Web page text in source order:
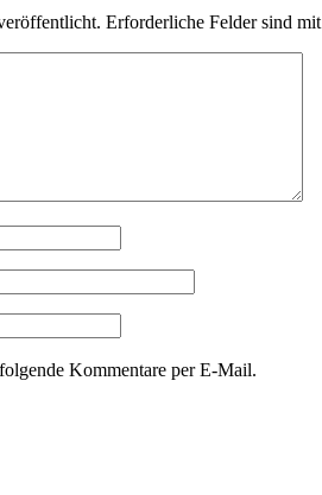
Erforderliche Felder sind mit
Kommentare per E-Mail.